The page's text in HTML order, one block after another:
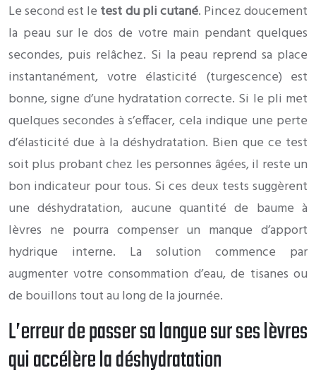
Le second est le test du pli cutané. Pincez doucement
la peau sur le dos de votre main pendant quelques
secondes, puis relâchez. Si la peau reprend sa place
instantanément, votre élasticité (turgescence) est
bonne, signe d’une hydratation correcte. Si le pli met
quelques secondes à s’effacer, cela indique une perte
d’élasticité due à la déshydratation. Bien que ce test
soit plus probant chez les personnes âgées, il reste un
bon indicateur pour tous. Si ces deux tests suggèrent
une déshydratation, aucune quantité de baume à
lèvres ne pourra compenser un manque d’apport
hydrique interne. La solution commence par
augmenter votre consommation d’eau, de tisanes ou
de bouillons tout au long de la journée.
L’erreur de passer sa langue sur ses lèvres
qui accélère la déshydratation